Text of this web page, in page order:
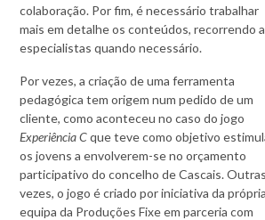
colaboração. Por fim, é necessário trabalhar
mais em detalhe os conteúdos, recorrendo a
especialistas quando necessário.
Por vezes, a criação de uma ferramenta
pedagógica tem origem num pedido de um
cliente, como aconteceu no caso do jogo
Experiência Cque teve como objetivo
os jovens a envolverem-se no orçamento
participativo do concelho de Cascais.
vezes, o jogo é criado por iniciativa da
equipa da Produções Fixe em parceria com